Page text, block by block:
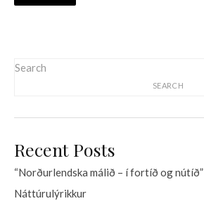
Search
SEARCH
Recent Posts
“Norðurlendska málið – í fortíð og nútíð”
Náttúrulýrikkur